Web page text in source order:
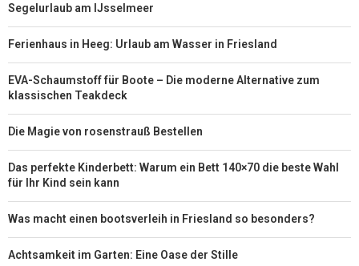
Segelurlaub am IJsselmeer
Ferienhaus in Heeg: Urlaub am Wasser in Friesland
EVA-Schaumstoff für Boote – Die moderne Alternative zum
klassischen Teakdeck
Die Magie von rosenstrauß Bestellen
Das perfekte Kinderbett: Warum ein Bett 140×70 die beste Wahl
für Ihr Kind sein kann
Was macht einen bootsverleih in Friesland so besonders?
Achtsamkeit im Garten: Eine Oase der Stille